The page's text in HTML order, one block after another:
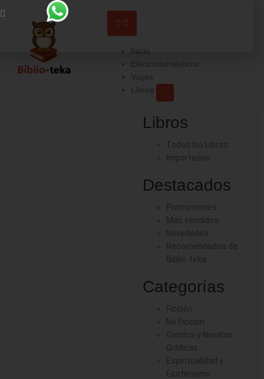
Inicio
Electrodomésticos
Viajes
Libros
Libros
Todos los Libros
Importados
Destacados
Promociones
Más vendidos
Novedades
Recomendados de
Biblio-teka
Categorías
Ficción
No Ficción
Comics y Novelas
Gráficas
Espiritualidad y
Esoterismo